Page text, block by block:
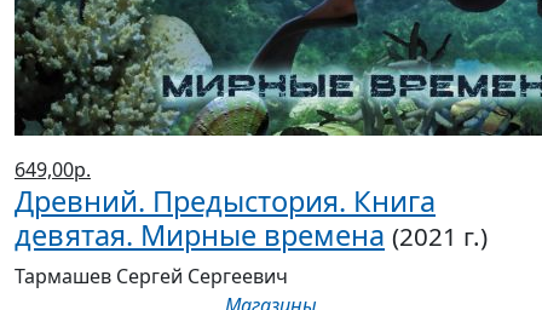
649,00р.
Древний. Предыстория. Книга
девятая. Мирные времена (2021 г.)
Тармашев Сергей Сергеевич